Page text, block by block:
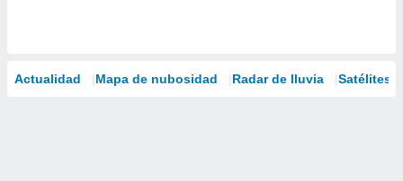
Actualidad Mapa de nubosidad Radar de lluvia Satélites